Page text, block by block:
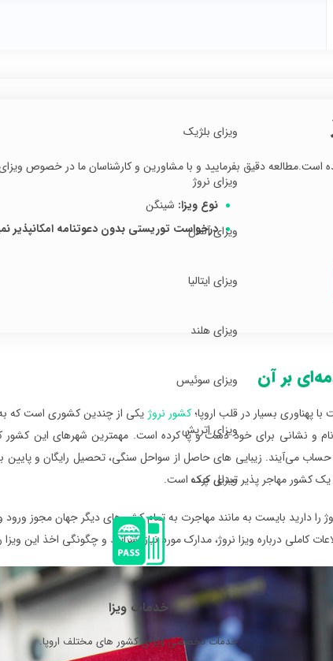
ویزای بلژیک
ویزای نروژ
ویزای آلمان
ویزای ایتالیا
ویزای هلند
ویزای سوئیس
ویزای اتریش
ویزای چک
خدمات ویزا
خدمات تخصصی ویزای کشور های مختلف اروپا.
دقیق بفرمایید و با مشاورین و کارشناسان ما در خصوص
نوع ویزا: شینگن
درخواست توریستی بدون دعوتنامه امکانپذیر
بر آن
پهناوری بسیار در قلب اروپا؛کشور نروژ یکی از چندین کشوری است که به
و نشانی برای خود دست و پا کرده است. مهمترین شهرهای این کشور
حساب می‌آیند. زیبایی های حاصل از سواحل سنگی، تحصیل رایگان و
یک کشور مهاجر پذیر تبدیل کرده است.
را دارید بایست به مانند مهاجرت به تمام کشورهای دیگر جهان مجوز ورود و
کاملی درباره ویزا نروژ، مدارک مورد نیاز، شرایط و چگونگی اخذ این ویزا